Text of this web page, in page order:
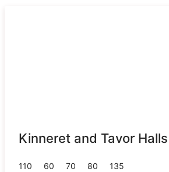
Kinneret and Tavor Halls
110 60 70 80
135